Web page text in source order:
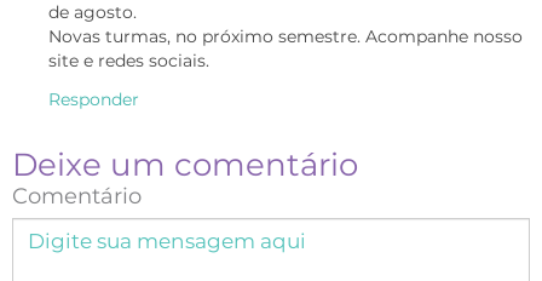
de agosto.
Novas turmas, no próximo semestre. Acompanhe nosso
site e redes sociais.
Responder
Deixe um comentário
Comentário